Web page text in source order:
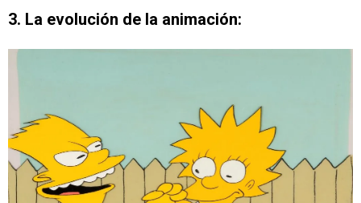
3. La evolución de la animación: